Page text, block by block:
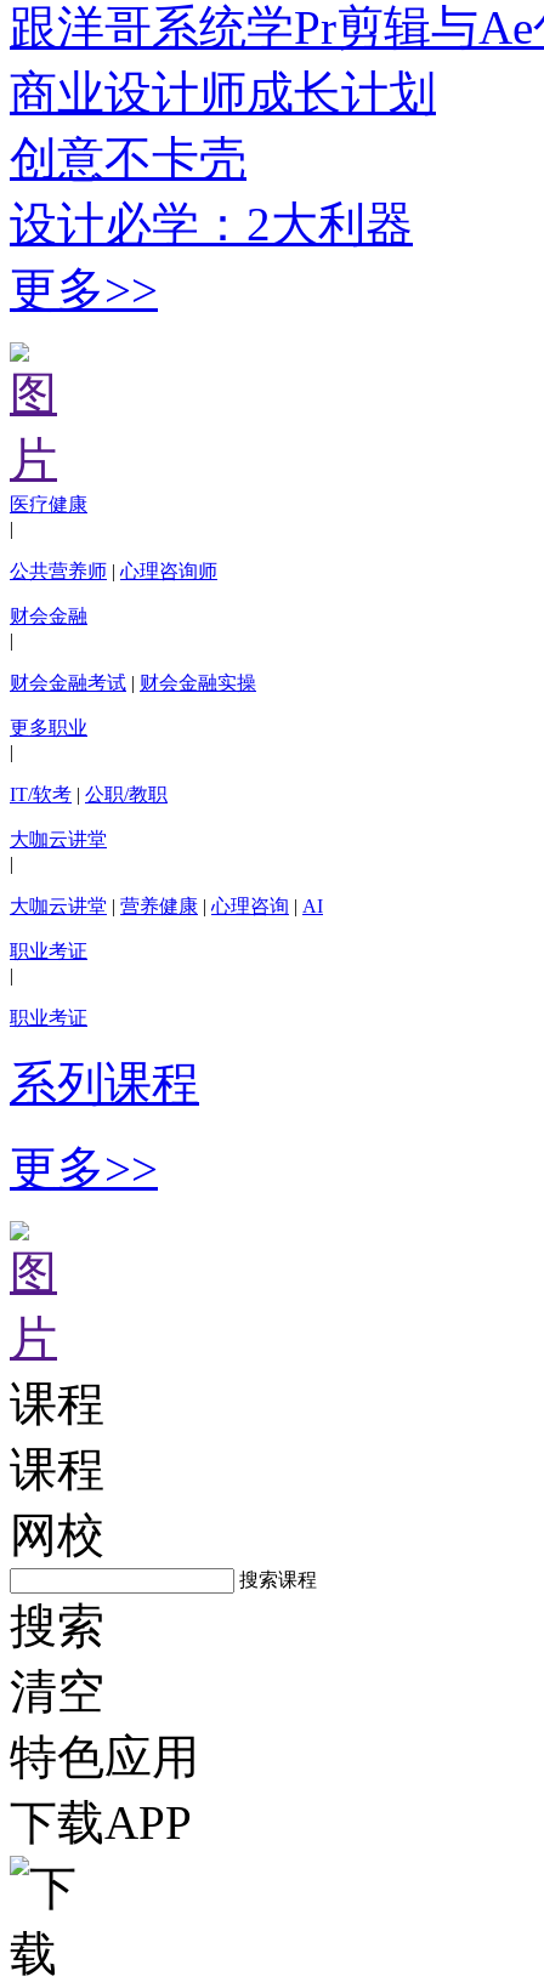
跟洋哥系统学Pr剪辑与
商业设计师成长计划
创意不卡壳
设计必学：2大利器
更多>>
医疗健康
|
公共营养师 | 心理咨询师
财会金融
|
财会金融考试 | 财会金融实操
更多职业
|
IT/软考 | 公职/教职
大咖云讲堂
|
大咖云讲堂 | 营养健康 | 心理咨询 | AI
职业考证
|
职业考证
系列课程
更多>>
课程
课程
网校
搜索课程
搜索
清空
特色应用
下载APP